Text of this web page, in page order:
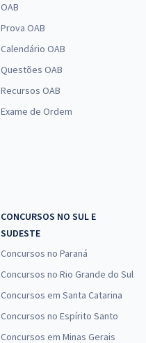
OAB
Prova OAB
Calendário OAB
Questões OAB
Recursos OAB
Exame de Ordem
CONCURSOS NO SUL E
SUDESTE
Concursos no Paraná
Concursos no Rio Grande do Sul
Concursos em Santa Catarina
Concursos no Espírito Santo
Concursos em Minas Gerais